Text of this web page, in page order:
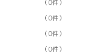
（0件）
（0件）
（0件）
（0件）